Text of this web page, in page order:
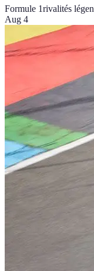
Formule 1rivalités
Aug 4